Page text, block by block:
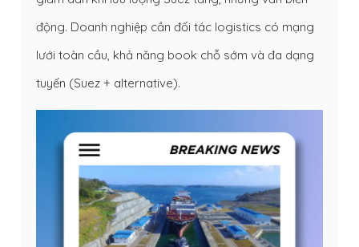
động. Doanh nghiệp cần đối tác logistics có mạng
lưới toàn cầu, khả năng book chỗ sớm và đa dạng
tuyến (Suez + alternative).